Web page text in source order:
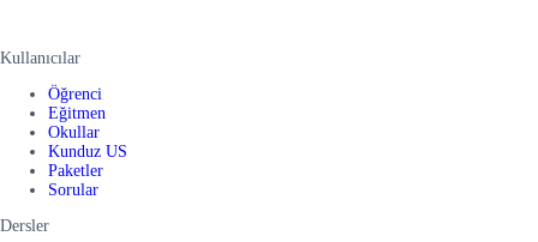
Kullanıcılar
Öğrenci
Eğitmen
Okullar
Kunduz US
Paketler
Sorular
Dersler